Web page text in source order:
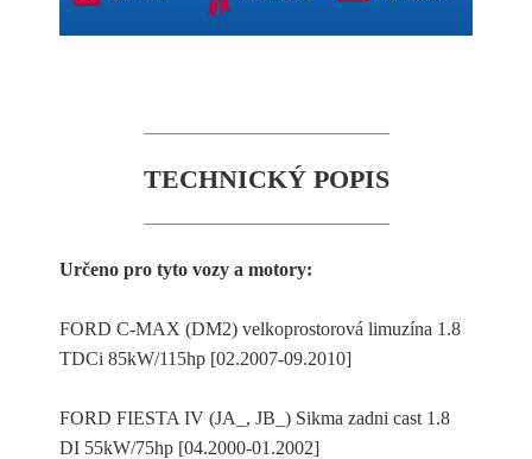
TECHNICKÝ POPIS
Určeno pro tyto vozy a motory:
FORD C-MAX (DM2) velkoprostorová limuzína 1.8
TDCi 85kW/115hp [02.2007-09.2010]
FORD FIESTA IV (JA_, JB_) Sikma zadni cast 1.8
DI 55kW/75hp [04.2000-01.2002]